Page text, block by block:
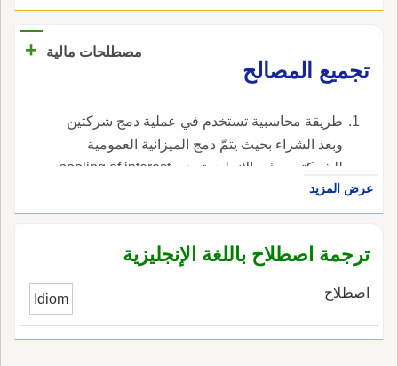
مصطلحات مالية
+
تجميع المصالح
طريقة محاسبية تستخدم في عملية دمج شركتين
وبعد الشراء بحيث يتمّ دمج الميزانية العمومية
للشركتين ، في الإنجليزية، هي pooling of interest.
عرض المزيد
ترجمة اصطلاح باللغة الإنجليزية
اصطلاح Idiom